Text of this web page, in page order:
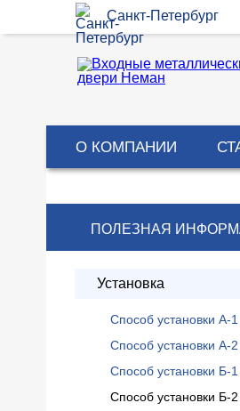
Санкт-Петербург
О КОМПАНИИ
ПОЛЕЗНАЯ
Установка
Способ установки А-1
Способ установки А-2
Способ установки Б-1
Способ установки Б-2